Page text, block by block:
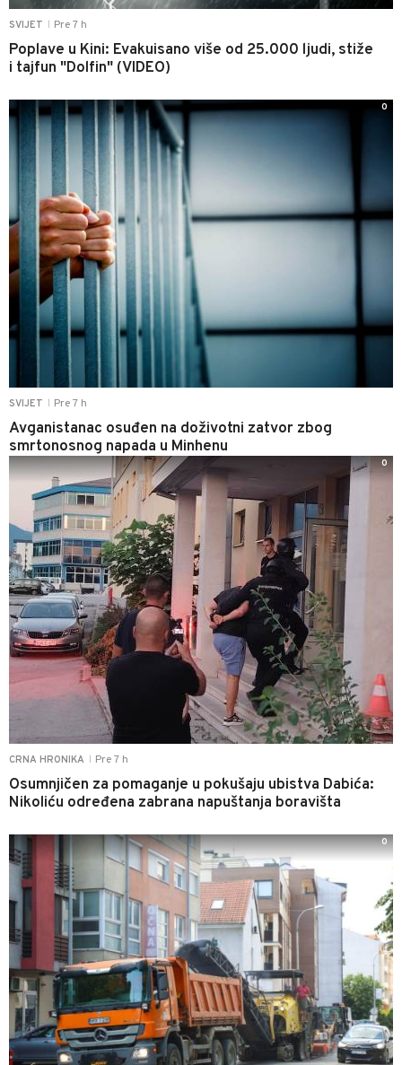
SVIJET Pre 7 h
Poplave u Kini: Evakuisano više od 25.000 ljudi, stiže
i tajfun "Dolfin" (VIDEO)
SVIJET Pre 7 h
Avganistanac osuđen na doživotni zatvor zbog
smrtonosnog napada u Minhenu
0
CRNA HRONIKA Pre 7 h
Osumnjičen za pomaganje u pokušaju ubistva Dabića:
Nikoliću određena zabrana napuštanja boravišta
0
0